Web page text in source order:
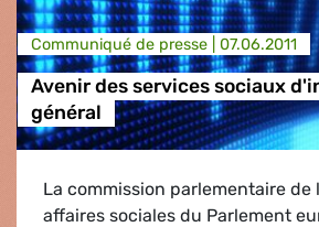
Communiqué de presse | 07.06.2011
Avenir des services sociaux
général
La commission parlementaire de
affaires sociales du Parlement